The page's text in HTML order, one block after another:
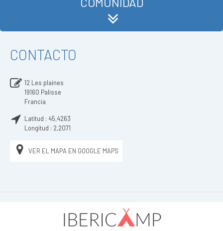
CONTACTO
12 Les plaines
19160 Palisse
Francia
Latitud : 45,4263
Longitud : 2,2071
VER EL MAPA EN GOOGLE MAPS